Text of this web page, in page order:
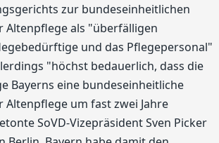
zur bundeseinheitlichen
Altenpflege als "überfälligen
und das Pflegepersonal"
"höchst bedauerlich, dass die
Bayerns eine bundeseinheitliche
Altenpflege um fast zwei Jahre
SoVD-Vizepräsident Sven Picker